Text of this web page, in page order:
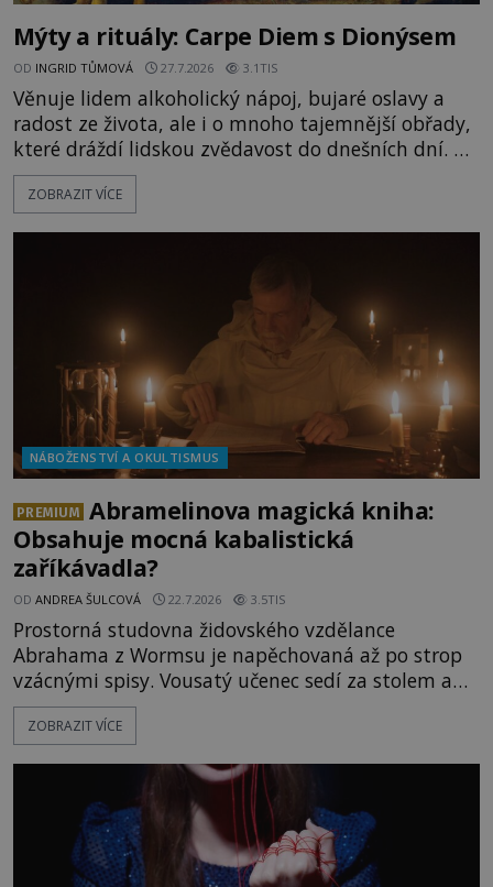
Mýty a rituály: Carpe Diem s Dionýsem
OD INGRID TŮMOVÁ 27.7.2026 3.1TIS
Věnuje lidem alkoholický nápoj, bujaré oslavy a
radost ze života, ale i o mnoho tajemnější obřady,
které dráždí lidskou zvědavost do dnešních dní. Co
doopravdy představuje bůh, jemuž Římané říkají
Bakchus? Mytologický příběh řeckého boha
ZOBRAZIT VÍCE
NÁBOŽENSTVÍ A OKULTISMUS
PREMIUM
Abramelinova magická kniha:
Obsahuje mocná kabalistická
zaříkávadla?
OD ANDREA ŠULCOVÁ 22.7.2026 3.5TIS
Prostorná studovna židovského vzdělance
Abrahama z Wormsu je napěchovaná až po strop
vzácnými spisy. Vousatý učenec sedí za stolem a
před sebou má rozložený jeden z nejzáhadnějších
magických textů. Jde o Abramelinův grimoár, který
kouzla, jak si někteří myslí, nebo jde o pouhou
pověru? Už šest měsíců pobývá
ZOBRAZIT VÍCE